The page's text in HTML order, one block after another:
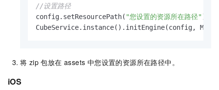
//设置路径
config.setResourcePath( "您设置的资源所在路径" );
CubeService.instance().initEngine(config,
将 zip 包放在 assets 中您设置的资源所在路径中。
iOS